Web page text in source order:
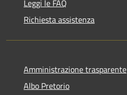
Leggi le FAQ
Richiesta assistenza
Amministrazione trasparente
Albo Pretorio